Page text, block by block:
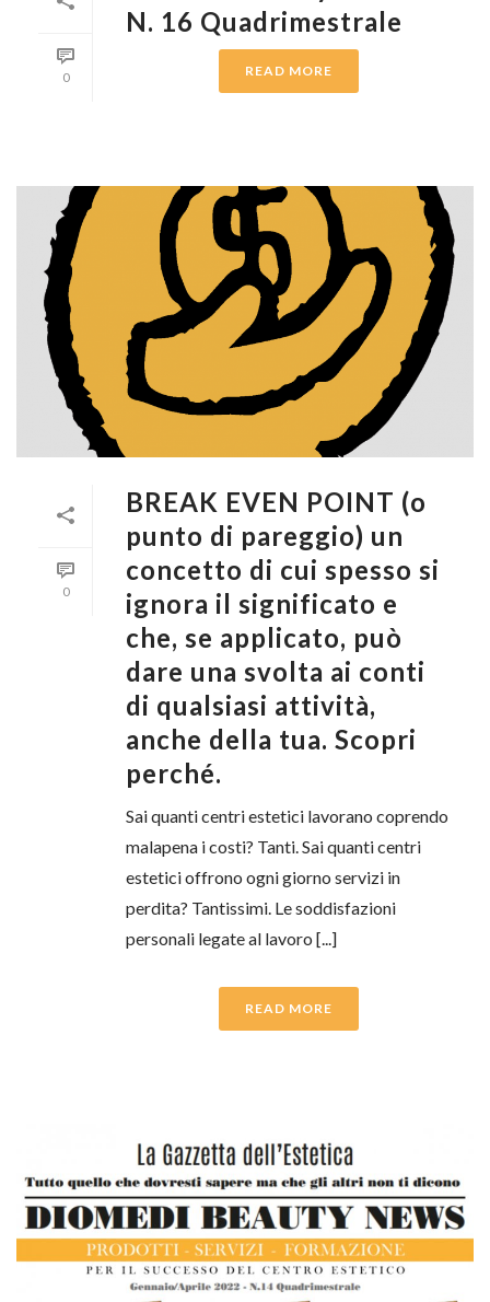
0
N. 16 Quadrimestrale
READ MORE
0
BREAK EVEN POINT (o
punto di pareggio) un
concetto di cui spesso si
ignora il significato e
che, se applicato, può
dare una svolta ai conti
di qualsiasi attività,
anche della tua. Scopri
perché.
Sai quanti centri estetici lavorano coprendo
malapena i costi? Tanti. Sai quanti centri
estetici offrono ogni giorno servizi in
perdita? Tantissimi. Le soddisfazioni
personali legate al lavoro [...]
READ MORE